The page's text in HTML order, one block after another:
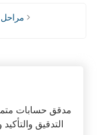
مراحل
التدقيق والتأكيد